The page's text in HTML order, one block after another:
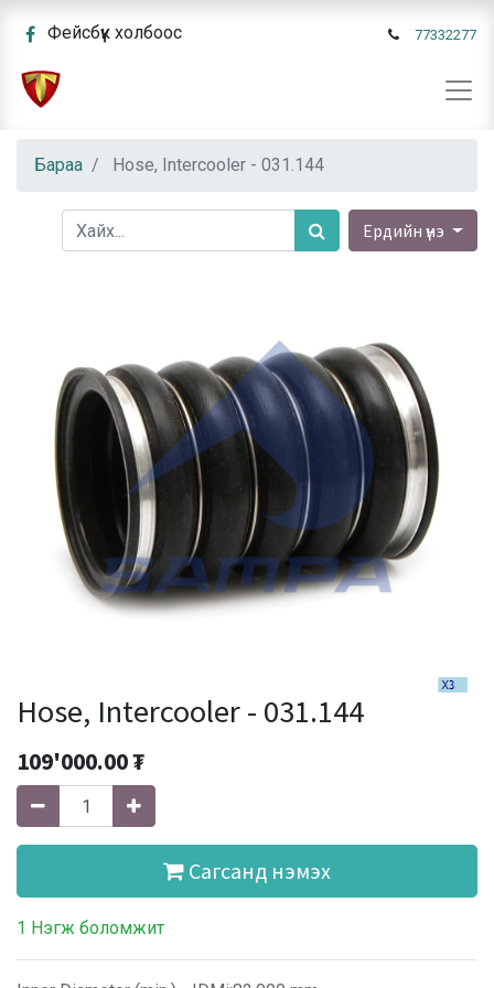
Фейсбүүк холбоос 77332277
Бараа Hose, Intercooler - 031.144
Ердийн үнэ
Hose, Intercooler - 031.144
109'000.00₮
Сагсанд нэмэх
1 Нэгж боломжит